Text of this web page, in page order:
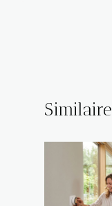
Similaire